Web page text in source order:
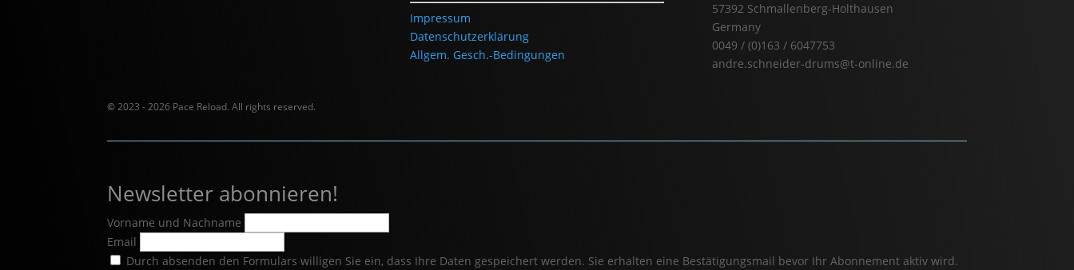
Impressum
Datenschutzerklärung
Allgem. Gesch.-Bedingungen
57392 Schmallenberg-Holthausen
Germany
0049 / (0)163 / 6047753
andre.schneider-drums@t-online.de
©2023 - 2026 Pace Reload. All rights reserved.
Newsletter abonnieren!
Vorname und Nachname
Email
Durch absenden den Formulars willigen Sie ein, dass Ihre Daten gespeichert werden. Sie erhalten eine Bestätigungsmail bevor Ihr Abonnement aktiv wird.